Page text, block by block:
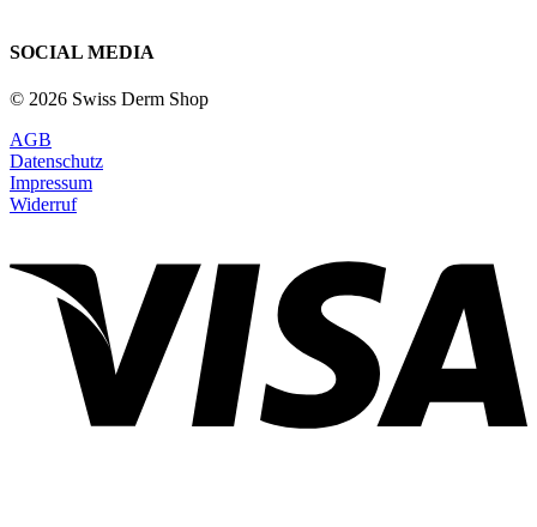
SOCIAL MEDIA
© 2026 Swiss Derm Shop
AGB
Datenschutz
Impressum
Widerruf